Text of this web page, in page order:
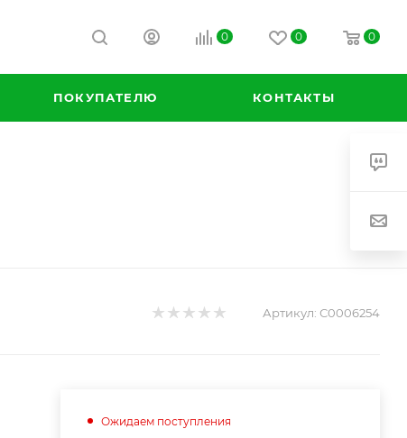
0 0 0
ПОКУПАТЕЛЮ КОНТАКТЫ
Артикул: С0006254
Ожидаем поступления